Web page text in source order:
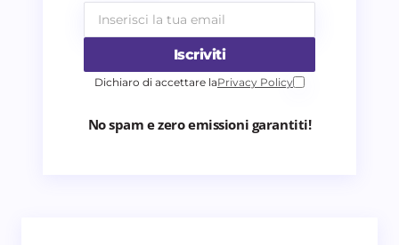
Iscriviti
Dichiaro di accettare laPrivacy Policy
No spam e zero emissioni garantiti!